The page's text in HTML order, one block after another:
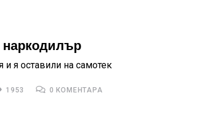
наркодилър
и я оставили на самотек
1953 0 КОМЕНТАРА